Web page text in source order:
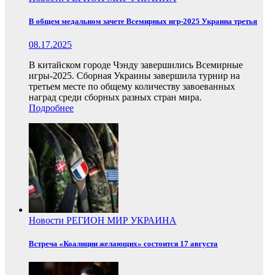
В общем медальном зачете Всемирных игр-2025 Украина третья
08.17.2025
В китайском городе Чэнду завершились Всемирные
игры-2025. Сборная Украины завершила турнир на
третьем месте по общему количеству завоеванных
наград среди сборных разных стран мира.
Подробнее
Новости РЕГИОН МИР УКРАИНА
Встреча «Коалиции желающих» состоится 17 августа